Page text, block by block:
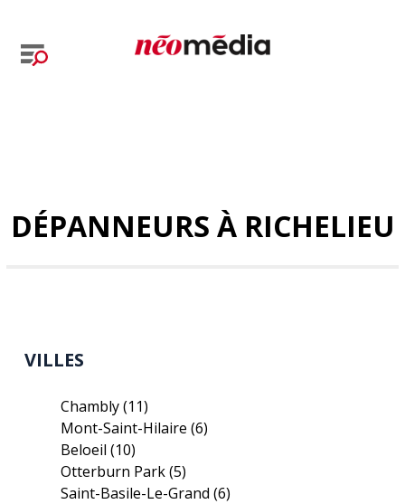
DÉPANNEURS À RICHELIEU
VILLES
Chambly(11)
Mont-Saint-Hilaire(6)
Beloeil(10)
Otterburn Park(5)
Saint-Basile-Le-Grand(6)